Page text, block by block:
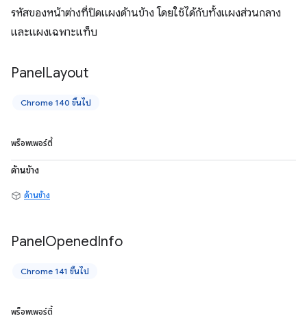
รหัสของหน้าต่างที่ปิดแผงด้านข้าง โดยใช้ได้กับทั้งแผงส่วนกลาง
และแผงเฉพาะแท็บ
PanelLayout
Chrome 140 ขึ้นไป
พร็อพเพอร์ตี้
ด้านข้าง
ด้านข้าง
PanelOpenedInfo
Chrome 141 ขึ้นไป
พร็อพเพอร์ตี้